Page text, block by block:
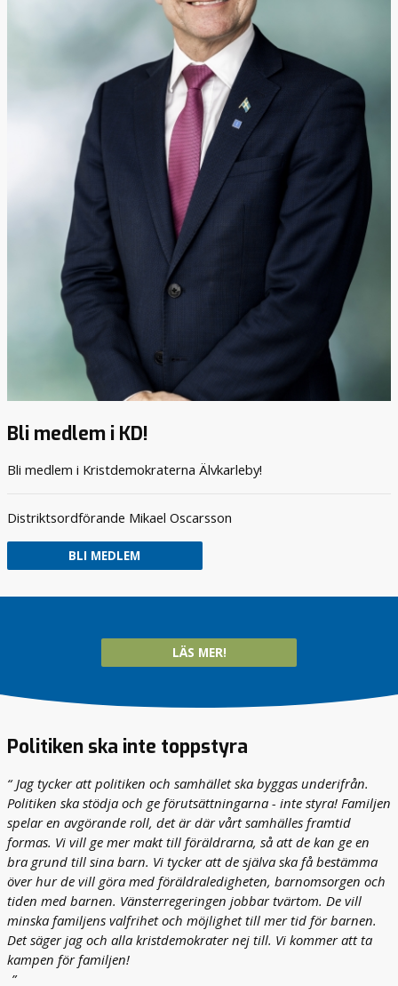
Bli medlem i KD!
Bli medlem i Kristdemokraterna Älvkarleby!
Distriktsordförande Mikael Oscarsson
BLI MEDLEM
LÄS MER!
Politiken ska inte toppstyra
Jag tycker att politiken och samhället ska byggas underifrån.
Politiken ska stödja och ge förutsättningarna - inte styra! Familjen
spelar en avgörande roll, det är där vårt samhälles framtid
formas. Vi vill ge mer makt till föräldrarna, så att de kan ge en
bra grund till sina barn. Vi tycker att de själva ska få bestämma
över hur de vill göra med föräldraledigheten, barnomsorgen och
tiden med barnen. Vänsterregeringen jobbar tvärtom. De vill
minska familjens valfrihet och möjlighet till mer tid för barnen.
Det säger jag och alla kristdemokrater nej till. Vi kommer att ta
kampen för familjen!